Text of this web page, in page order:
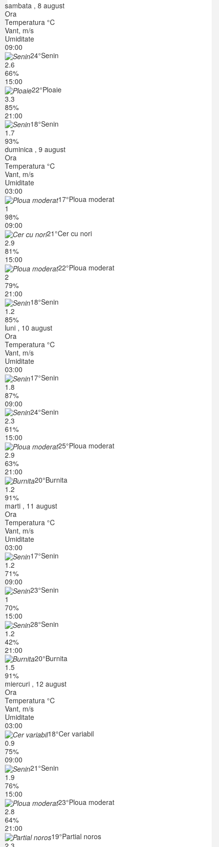
sambata , 8 august
Ora
Temperatura °C
Vant, m/s
Umiditate
09:00
24°Senin
2.6
66%
15:00
22°Ploaie
3.3
85%
21:00
18°Senin
1.7
93%
duminica , 9 august
Ora
Temperatura °C
Vant, m/s
Umiditate
03:00
17°Ploua moderat
1
98%
09:00
21°Cer cu nori
2.9
81%
15:00
22°Ploua moderat
2
79%
21:00
18°Senin
1.2
85%
luni , 10 august
Ora
Temperatura °C
Vant, m/s
Umiditate
03:00
17°Senin
1.8
87%
09:00
24°Senin
2.3
61%
15:00
25°Ploua moderat
2.9
63%
21:00
20°Burnita
1.2
91%
marti , 11 august
Ora
Temperatura °C
Vant, m/s
Umiditate
03:00
17°Senin
1.2
71%
09:00
23°Senin
1
70%
15:00
28°Senin
1.2
42%
21:00
20°Burnita
1.5
91%
miercuri , 12 august
Ora
Temperatura °C
Vant, m/s
Umiditate
03:00
18°Cer variabil
0.9
75%
09:00
21°Senin
1.9
76%
15:00
23°Ploua moderat
2.8
64%
21:00
19°Partial noros